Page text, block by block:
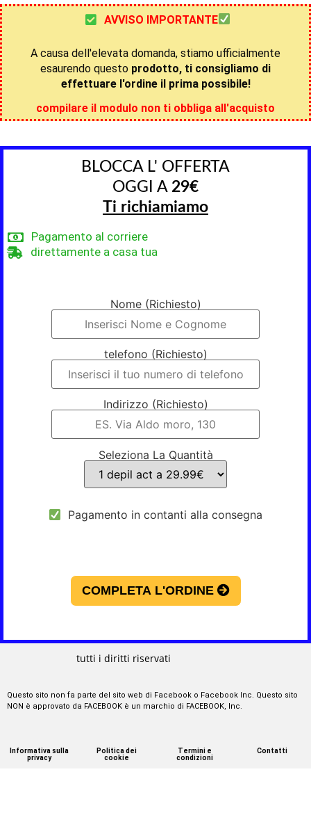
AVVISO IMPORTANTE
A causa dell'elevata domanda, stiamo ufficialmente
esaurendo questo prodotto, ti consigliamo di
effettuare l'ordine il prima possibile!
compilare il modulo non ti obbliga all'acquisto
BLOCCA L' OFFERTA
OGGI A 29€
Ti richiamiamo
Pagamento al corriere
direttamente a casa tua
Nome (Richiesto)
telefono (Richiesto)
Indirizzo (Richiesto)
Seleziona La Quantità
Pagamento in contanti alla consegna
COMPLETA L'ORDINE
tutti i diritti riservati
Questo sito non fa parte del sito web di Facebook o Facebook Inc. Questo sito
NON è approvato da FACEBOOK è un marchio di FACEBOOK, Inc.
Informativa sulla
privacy
Politica dei
cookie
Termini e
condizioni
Contatti